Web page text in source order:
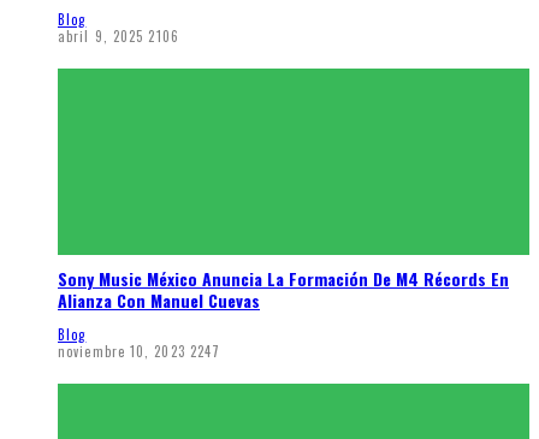
Blog
abril 9, 2025 2106
Sony Music México Anuncia La Formación De M4 Récords En
Alianza Con Manuel Cuevas
Blog
noviembre 10, 2023 2247